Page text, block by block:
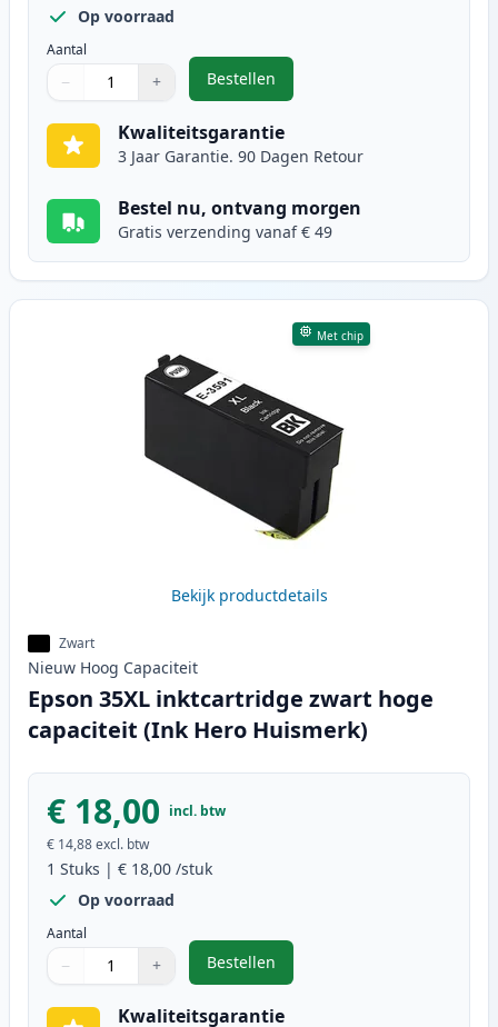
Op voorraad
Aantal
Gebruik de knoppen om aan te passen
− +
1
Bestellen
,5 stuks Epson 35XL
Kwaliteitsgarantie
3 Jaar Garantie. 90 Dagen Retour
Bestel nu, ontvang morgen
Gratis verzending vanaf € 49
Met chip
Bekijk productdetails
Zwart
Nieuw Hoog Capaciteit
Epson 35XL inktcartridge zwart hoge
capaciteit (Ink Hero Huismerk)
€ 18,00 incl. btw
€ 14,88excl. btw
1 Stuks | € 18,00 /stuk
Op voorraad
Aantal
Gebruik de knoppen om aan te passen
− +
1
Bestellen
,Epson 35XL inktcartridge zwart
Kwaliteitsgarantie